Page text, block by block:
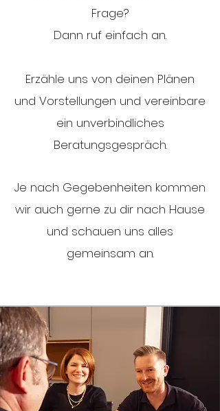
Frage?
Dann ruf einfach an.
Erzähle uns von deinen Plänen
und Vorstellungen und vereinbare
ein unverbindliches
Beratungsgespräch.
Je nach Gegebenheiten kommen
wir auch gerne zu dir nach Hause
und schauen uns alles
gemeinsam an.